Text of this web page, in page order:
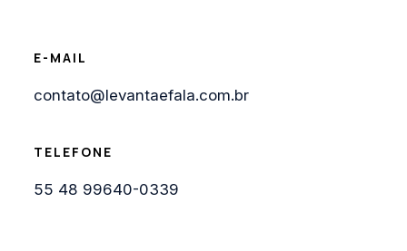
E-MAIL
contato@levantaefala.com.br
TELEFONE
55 48 99640-0339